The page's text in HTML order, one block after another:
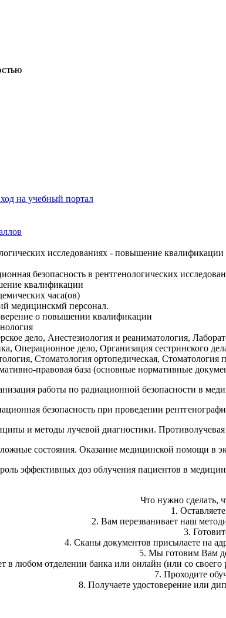
на учебный портал
исследованиях - повышение квалификации
безопасность в рентгенологических
квалификации
часа(ов)
медицинскмй персонал.
о повышении квалификации
дело, Анестезиология и реаниматология,
Операционное дело, Организация сестринского
Стоматология ортопедическая,
правовая база (основные нормативные
работы по радиационной безопасности в
безопасность при проведении
и методы лучевой диагностики. Противолучевая
состояния. Оказание медицинской помощи в
эффективных доз облучения пациентов в
Что нужно сделать,
1.
2. Вам перезванивает наш
3.
4. Сканы документов присылаете на
5. Мы готовим Вам
в любом отделении банка или онлайн (или со
7. Проходите
8. Получаете удостоверение или